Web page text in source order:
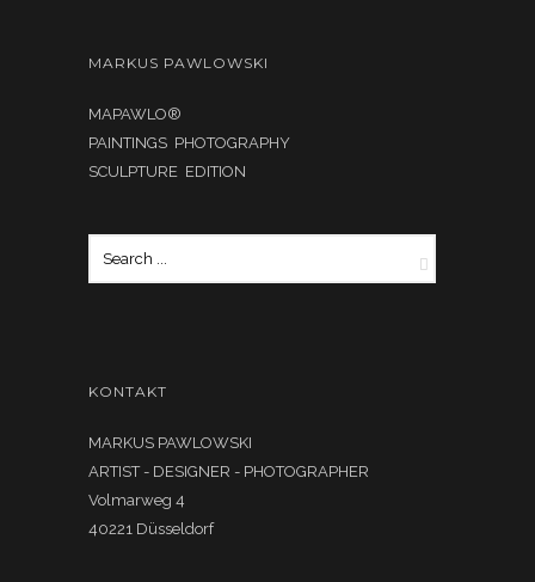
MARKUS PAWLOWSKI
MAPAWLO®
PAINTINGS PHOTOGRAPHY
SCULPTURE EDITION
KONTAKT
MARKUS PAWLOWSKI
ARTIST - DESIGNER - PHOTOGRAPHER
Volmarweg 4
40221 Düsseldorf